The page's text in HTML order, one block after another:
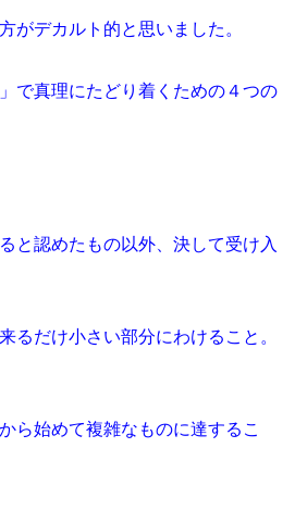
がデカルト的と思いました。
で真理にたどり着くための４つの
認めたもの以外、決して受け入
だけ小さい部分にわけること。
始めて複雑なものに達するこ